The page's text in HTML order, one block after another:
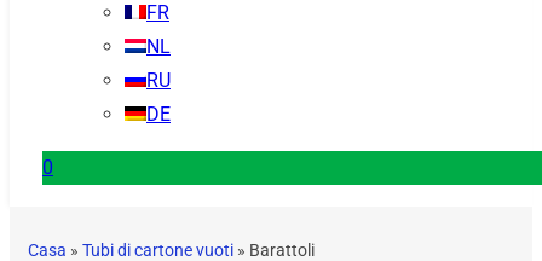
FR
NL
RU
DE
0
Casa » Tubi di cartone vuoti » Barattoli